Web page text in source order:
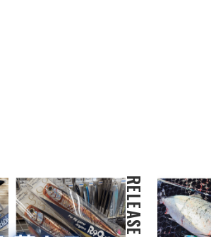
RELEASE